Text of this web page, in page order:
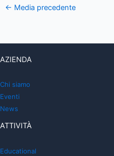
← Media precedente
AZIENDA
Chi siamo
Eventi
News
ATTIVITÀ
Educational